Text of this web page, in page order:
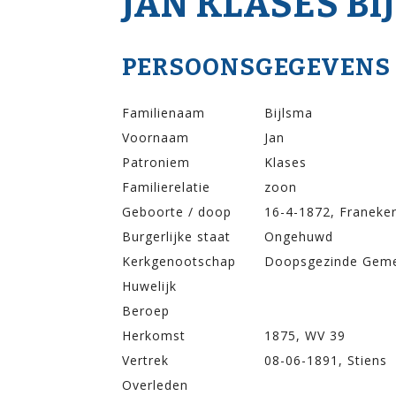
PERSOONSGEGEVENS
Familienaam
Bijlsma
Voornaam
Jan
Patroniem
Klases
Familierelatie
zoon
Geboorte / doop
16-4-1872, Franeker
Burgerlijke staat
Ongehuwd
Kerkgenootschap
Doopsgezinde
Huwelijk
Beroep
Herkomst
1875, WV 39
Vertrek
08-06-1891, Stiens
Overleden